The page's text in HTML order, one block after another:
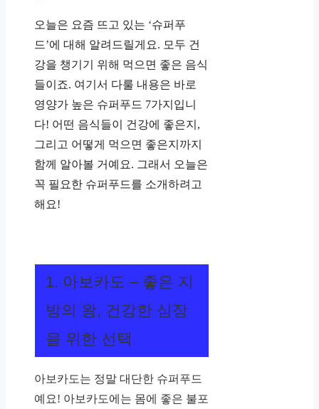
오늘은 요즘 뜨고 있는 ‘슈퍼푸
드’에 대해 알려드릴게요. 모두 건
강을 챙기기 위해 먹으면 좋은 음식
들이죠. 여기서 다룰 내용은 바로
영양가 높은 슈퍼푸드 7가지입니
다! 어떤 음식들이 건강에 좋은지,
그리고 어떻게 먹으면 좋은지까지
함께 알아볼 거예요. 그래서 오늘은
꼭 필요한 슈퍼푸드를 소개하려고
해요!
1. 아보카도 – 좋은 지
방의 왕, 건강한 심장
을 위한 선택
아보카도는 정말 대단한 슈퍼푸드
예요! 아보카도에는 몸에 좋은 불포